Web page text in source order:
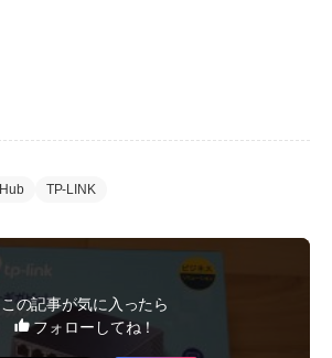
Hub TP-LINK
この記事が気に入ったら
フォローしてね！